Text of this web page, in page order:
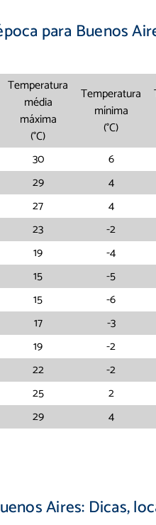
para Buenos
Temperatura
média
máxima
(°C)
Temperatura
mínima
(°C)
30 6
29 4
27 4
23 -2
19 -4
15 -5
15 -6
17 -3
19 -2
22 -2
25 2
29 4
Aires: Dicas,